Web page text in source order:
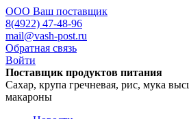
ООО Ваш поставщик
8(4922) 47-48-96
mail@vash-post.ru
Обратная связь
Войти
Поставщик продуктов питания
Сахар, крупа гречневая, рис, мука
макароны